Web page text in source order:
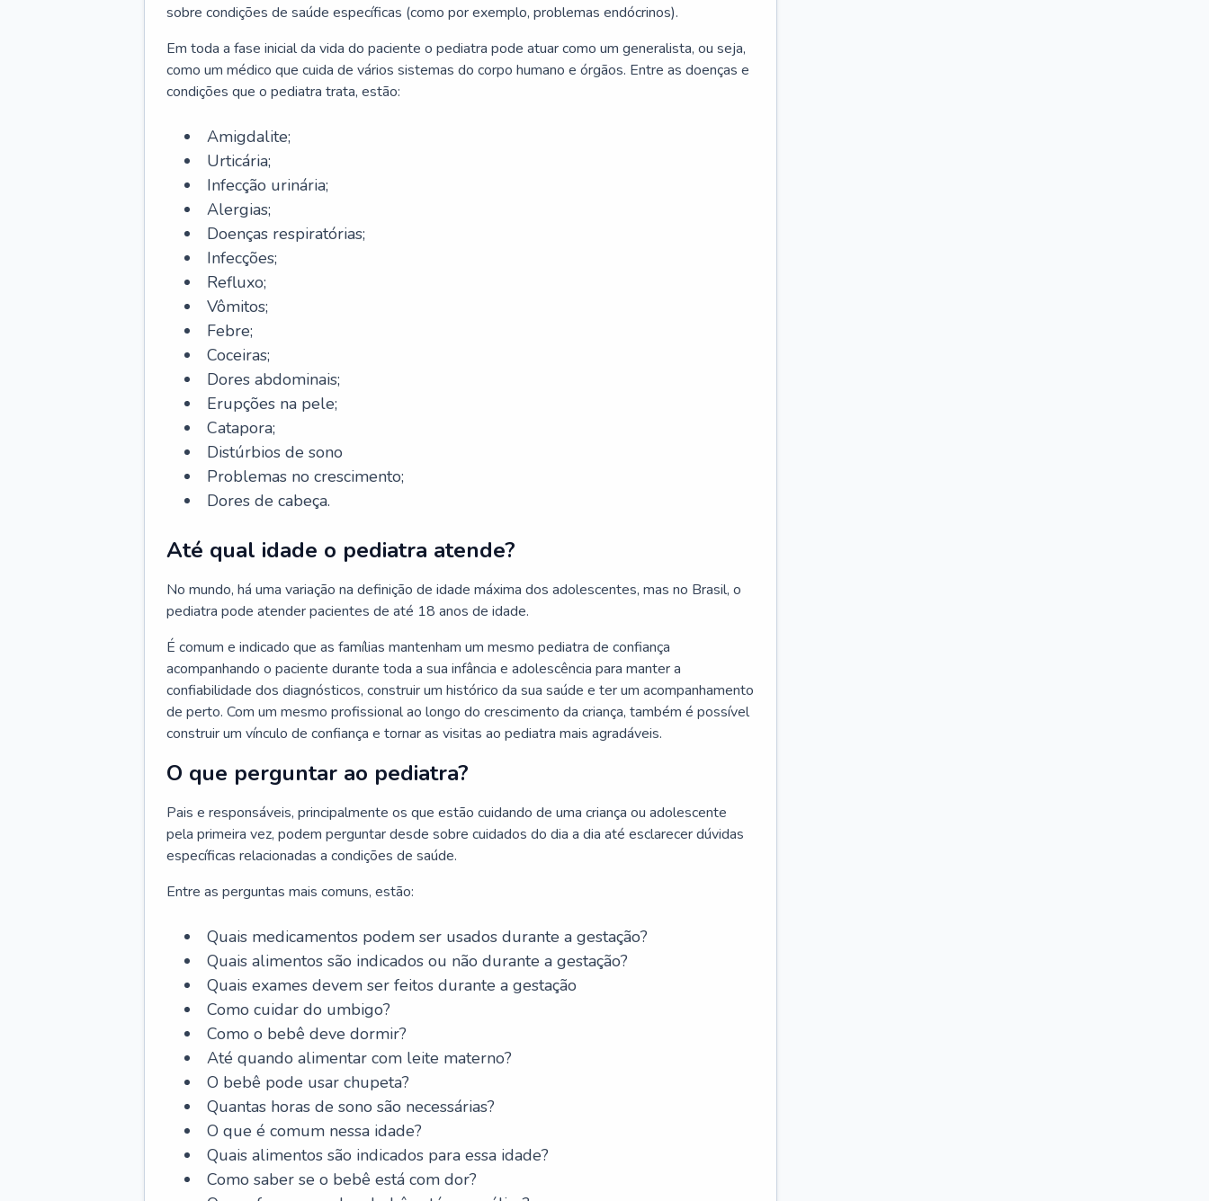
sobre condições de saúde específicas (como por exemplo, problemas endócrinos).
Em toda a fase inicial da vida do paciente o pediatra pode atuar como um generalista, ou seja,
como um médico que cuida de vários sistemas do corpo humano e órgãos. Entre as doenças e
condições que o pediatra trata, estão:
Amigdalite;
Urticária;
Infecção urinária;
Alergias;
Doenças respiratórias;
Infecções;
Refluxo;
Vômitos;
Febre;
Coceiras;
Dores abdominais;
Erupções na pele;
Catapora;
Distúrbios de sono
Problemas no crescimento;
Dores de cabeça.
Até qual idade o pediatra atende?
No mundo, há uma variação na definição de idade máxima dos adolescentes, mas no Brasil, o
pediatra pode atender pacientes de até 18 anos de idade.
É comum e indicado que as famílias mantenham um mesmo pediatra de confiança
acompanhando o paciente durante toda a sua infância e adolescência para manter a
confiabilidade dos diagnósticos, construir um histórico da sua saúde e ter um acompanhamento
de perto. Com um mesmo profissional ao longo do crescimento da criança, também é possível
construir um vínculo de confiança e tornar as visitas ao pediatra mais agradáveis.
O que perguntar ao pediatra?
Pais e responsáveis, principalmente os que estão cuidando de uma criança ou adolescente
pela primeira vez, podem perguntar desde sobre cuidados do dia a dia até esclarecer dúvidas
específicas relacionadas a condições de saúde.
Entre as perguntas mais comuns, estão:
Quais medicamentos podem ser usados durante a gestação?
Quais alimentos são indicados ou não durante a gestação?
Quais exames devem ser feitos durante a gestação
Como cuidar do umbigo?
Como o bebê deve dormir?
Até quando alimentar com leite materno?
O bebê pode usar chupeta?
Quantas horas de sono são necessárias?
O que é comum nessa idade?
Quais alimentos são indicados para essa idade?
Como saber se o bebê está com dor?